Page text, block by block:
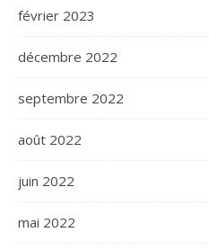
février 2023
décembre 2022
septembre 2022
août 2022
juin 2022
mai 2022